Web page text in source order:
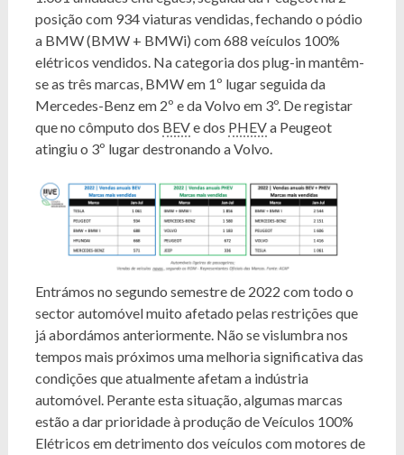
posição com 934 viaturas vendidas, fechando o pódio
a BMW (BMW + BMWi) com 688 veículos 100%
elétricos vendidos. Na categoria dos plug-in mantêm-
se as três marcas, BMW em 1º lugar seguida da
Mercedes-Benz em 2º e da Volvo em 3º. De registar
que no cômputo dos BEVe dos PHEVa Peugeot
atingiu o 3º lugar destronando a Volvo.
Entrámos no segundo semestre de 2022 com todo o
sector automóvel muito afetado pelas restrições que
já abordámos anteriormente. Não se vislumbra nos
tempos mais próximos uma melhoria significativa das
condições que atualmente afetam a indústria
automóvel. Perante esta situação, algumas marcas
estão a dar prioridade à produção de Veículos 100%
Elétricos em detrimento dos veículos com motores de